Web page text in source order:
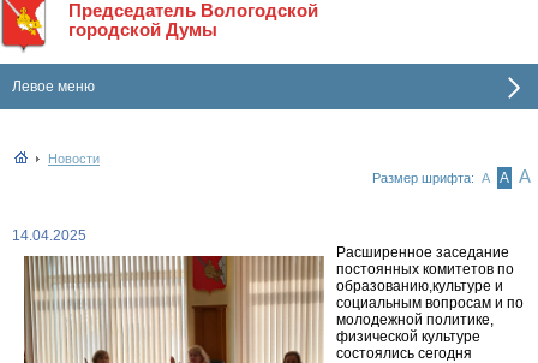
Председатель Вологодской
городской Думы
Левое меню
Новости
Размер шрифта: А А А
14.04.2025
Расширенное заседание
постоянных комитетов по
образованию,культуре и
социальным вопросам и по
молодежной политике,
физической культуре
состоялись сегодня